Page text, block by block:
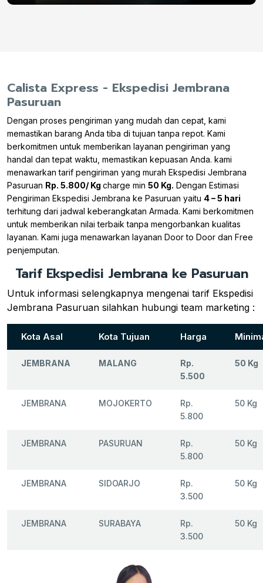
Calista Express - Ekspedisi Jembrana
Pasuruan
Dengan proses pengiriman yang mudah dan cepat, kami
memastikan barang Anda tiba di tujuan tanpa repot. Kami
berkomitmen untuk memberikan layanan pengiriman yang
handal dan tepat waktu, memastikan kepuasan Anda. kami
menawarkan tarif pengiriman yang murah Ekspedisi Jembrana
Pasuruan Rp. 5.800/ Kg charge min 50 Kg. Dengan Estimasi
Pengiriman Ekspedisi Jembrana ke Pasuruan yaitu 4 – 5 hari
terhitung dari jadwal keberangkatan Armada. Kami berkomitmen
untuk memberikan nilai terbaik tanpa mengorbankan kualitas
layanan. Kami juga menawarkan layanan Door to Door dan Free
penjemputan.
Tarif Ekspedisi Jembrana ke Pasuruan
Untuk informasi selengkapnya mengenai tarif Ekspedisi
Jembrana Pasuruan silahkan hubungi team marketing :
Kota Asal Kota Tujuan Harga
JEMBRANA MALANG
Rp.
5.500
50 Kg
JEMBRANA MOJOKERTO
Rp.
5.800
50 Kg
JEMBRANA PASURUAN
Rp.
5.800
50 Kg
JEMBRANA SIDOARJO
Rp.
3.500
50 Kg
JEMBRANA SURABAYA
Rp.
3.500
50 Kg